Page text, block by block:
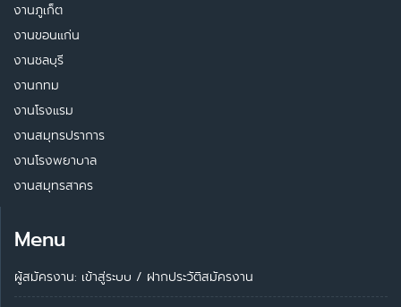
งานภูเก็ต
งานขอนแก่น
งานชลบุรี
งานกทม
งานโรงแรม
งานสมุทรปราการ
งานโรงพยาบาล
งานสมุทรสาคร
Menu
ผู้สมัครงาน: เข้าสู่ระบบ / ฝากประวัติสมัครงาน